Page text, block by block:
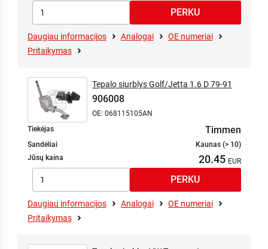
Daugiau informacijos Analogai
OE numeriai
Pritaikymas
Tepalo siurblys Golf/Jetta 1.6 D 79-91
906008
OE: 068115105AN
Tiekėjas
Timmen
Sandėliai
Kaunas (> 10)
Jūsų kaina
20.45
Daugiau informacijos Analogai
OE numeriai
Pritaikymas